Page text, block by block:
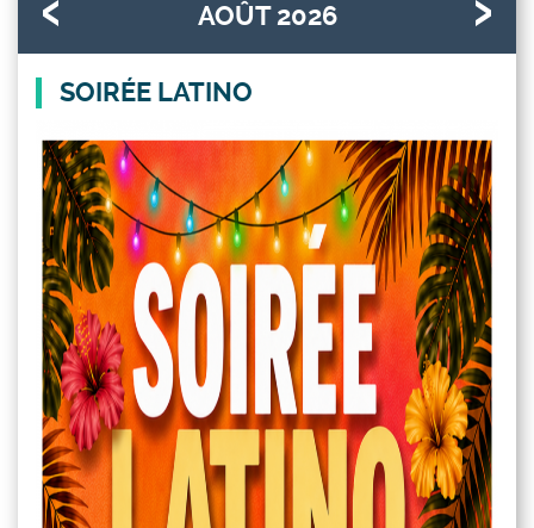
AOÛT 2026
SOIRÉE LATINO